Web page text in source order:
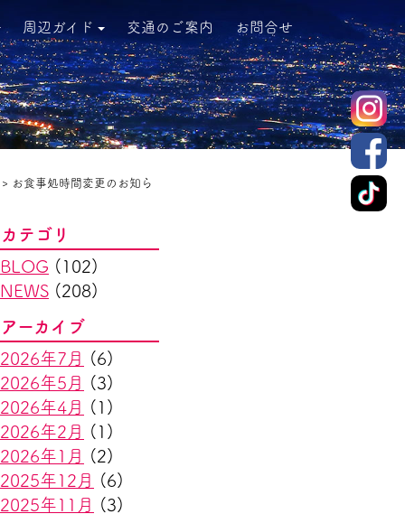
周辺ガイド 交通のご案内 お問合せ
> お食事処時間変更のお知ら
カテゴリ
BLOG (102)
NEWS (208)
アーカイブ
2026年7月
(6)
2026年5月
(3)
2026年4月
(1)
2026年2月
(1)
2026年1月
(2)
2025年12月
(6)
2025年11月
(3)